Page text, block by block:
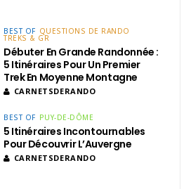
BEST OF QUESTIONS DE RANDO
TREKS & GR
Débuter En Grande Randonnée :
5 Itinéraires Pour Un Premier
Trek En Moyenne Montagne
CARNETSDERANDO
BEST OF PUY-DE-DÔME
5 Itinéraires Incontournables
Pour Découvrir L’Auvergne
CARNETSDERANDO